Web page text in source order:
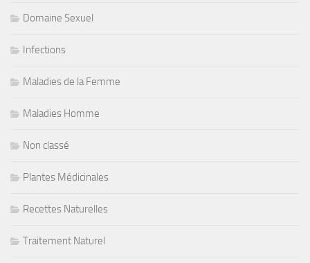
Domaine Sexuel
Infections
Maladies de la Femme
Maladies Homme
Non classé
Plantes Médicinales
Recettes Naturelles
Traitement Naturel